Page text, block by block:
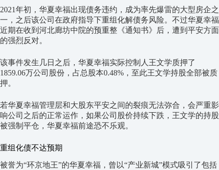
2021年初，华夏幸福出现债务违约，成为率先爆雷的大型房企之
一，之后该公司在政府指导下重组化解债务风险。不过华夏幸福
近期在收到河北廊坊中院的预重整《通知书》后，遭到平安方面
的强烈反对。
该事件发生几日之后，华夏幸福实际控制人王文学质押了
1859.06万公司股份，占总股本0.48%，至此王文学持股全部被质
押。
若华夏幸福管理层和大股东平安之间的裂痕无法弥合，会严重影
响公司之后的正常运作，如果公司股价持续下跌，王文学的持股
被强制平仓，华夏幸福前途恐不乐观。
重组化债不达预期
被誉为“环京地王”的华夏幸福，曾以“产业新城”模式吸引了包括